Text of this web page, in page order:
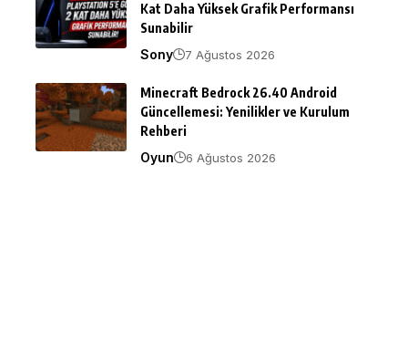
Kat Daha Yüksek Grafik Performansı
Sunabilir
Sony
7 Ağustos 2026
Minecraft Bedrock 26.40 Android
Güncellemesi: Yenilikler ve Kurulum
Rehberi
Oyun
6 Ağustos 2026